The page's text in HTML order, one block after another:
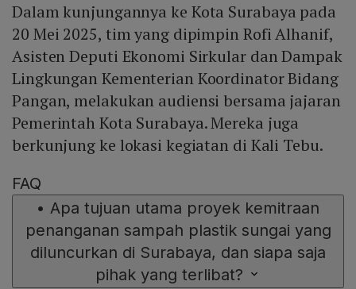
Dalam kunjungannya ke Kota Surabaya pada
20 Mei 2025, tim yang dipimpin Rofi Alhanif,
Asisten Deputi Ekonomi Sirkular dan Dampak
Lingkungan Kementerian Koordinator Bidang
Pangan, melakukan audiensi bersama jajaran
Pemerintah Kota Surabaya. Mereka juga
berkunjung ke lokasi kegiatan di Kali Tebu.
FAQ
• Apa tujuan utama proyek kemitraan
penanganan sampah plastik sungai yang
diluncurkan di Surabaya, dan siapa saja
pihak yang terlibat?